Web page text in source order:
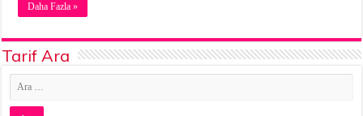
Daha Fazla »
Tarif Ara